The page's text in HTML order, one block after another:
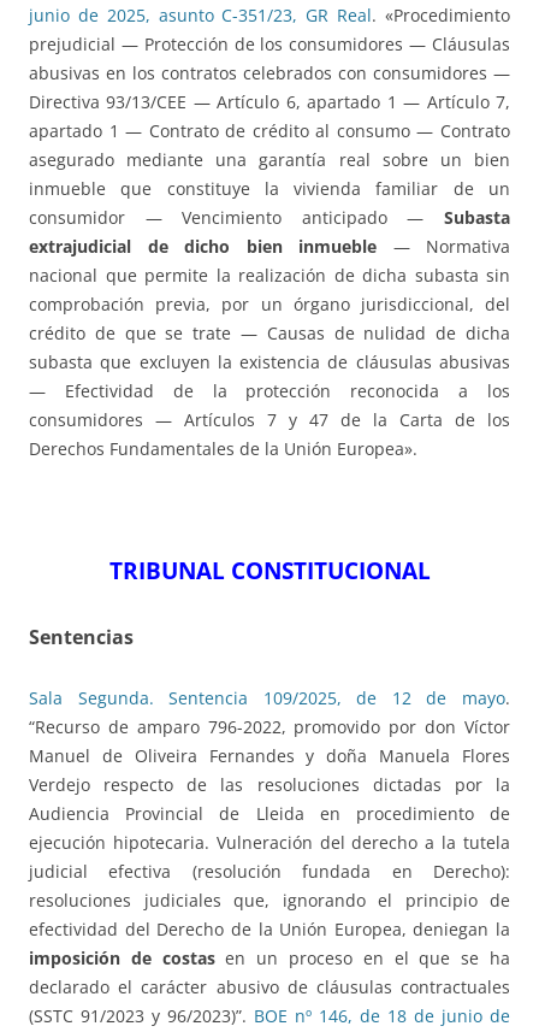
junio de 2025, asunto C-351/23, GR Real. «Procedimiento
prejudicial — Protección de los consumidores — Cláusulas
abusivas en los contratos celebrados con consumidores —
Directiva 93/13/CEE — Artículo 6, apartado 1 — Artículo 7,
apartado 1 — Contrato de crédito al consumo — Contrato
asegurado mediante una garantía real sobre un bien
inmueble que constituye la vivienda familiar de un
consumidor — Vencimiento anticipado — Subasta
extrajudicial de dicho bien inmueble — Normativa
nacional que permite la realización de dicha subasta sin
comprobación previa, por un órgano jurisdiccional, del
crédito de que se trate — Causas de nulidad de dicha
subasta que excluyen la existencia de cláusulas abusivas
— Efectividad de la protección reconocida a los
consumidores — Artículos 7 y 47 de la Carta de los
Derechos Fundamentales de la Unión Europea».
TRIBUNAL CONSTITUCIONAL
Sentencias
Sala Segunda. Sentencia 109/2025, de 12 de mayo.
“Recurso de amparo 796-2022, promovido por don Víctor
Manuel de Oliveira Fernandes y doña Manuela Flores
Verdejo respecto de las resoluciones dictadas por la
Audiencia Provincial de Lleida en procedimiento de
ejecución hipotecaria. Vulneración del derecho a la tutela
judicial efectiva (resolución fundada en Derecho):
resoluciones judiciales que, ignorando el principio de
efectividad del Derecho de la Unión Europea, deniegan la
imposición de costasen un proceso en el que se ha
declarado el carácter abusivo de cláusulas contractuales
(SSTC 91/2023 y 96/2023)”. BOE nº 146, de 18 de junio de